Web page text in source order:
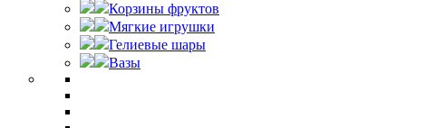
Корзины фруктов
Мягкие игрушки
Гелиевые шары
Вазы